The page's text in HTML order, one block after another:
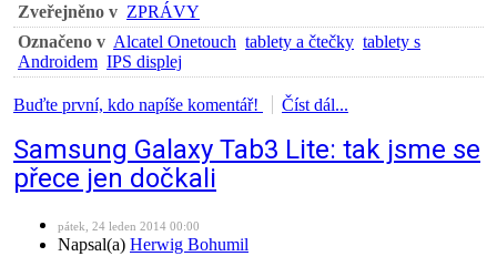
Zveřejněno v ZPRÁVY
Označeno v Alcatel Onetouch tablety a čtečky tablety s
Androidem IPS displej
Buďte první, kdo napíše komentář! Číst dál...
Samsung Galaxy Tab3 Lite: tak jsme se
přece jen dočkali
pátek, 24 leden 2014 00:00
Napsal(a) Herwig Bohumil